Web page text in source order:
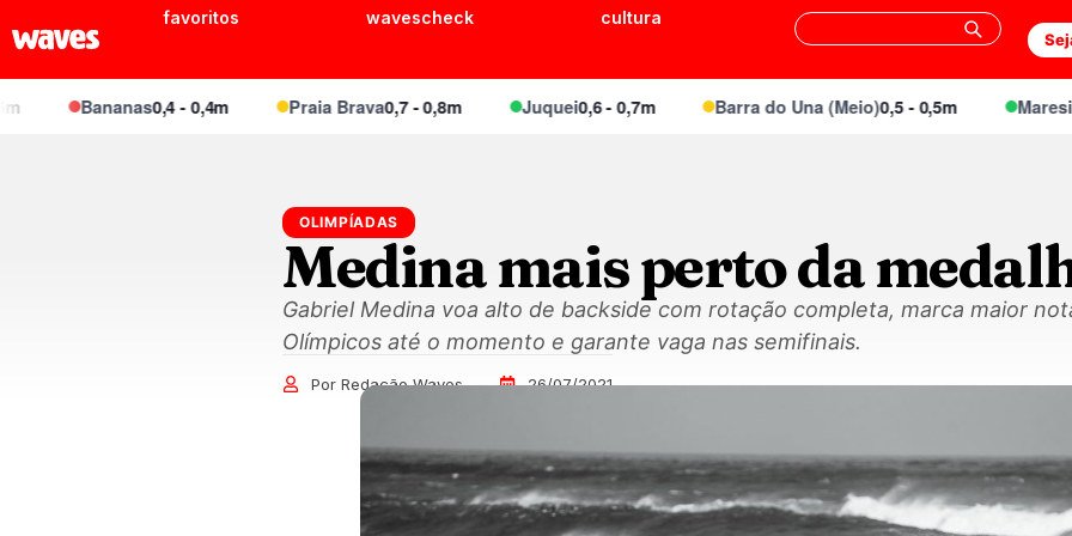
favoritos wavescheck cultura
Bananas0,4 - 0,4m Praia Brava0,7 - 0,8m Juquei0,6 - 0,7m Barra do Una (Meio)0,5 - 0,5m Maresias
OLIMPÍADAS
Medina mais perto da
Gabriel Medina voa alto de backside com rotação completa, marca maior
Olímpicos até o momento e garante vaga nas semifinais.
Por Redação Waves 26/07/2021